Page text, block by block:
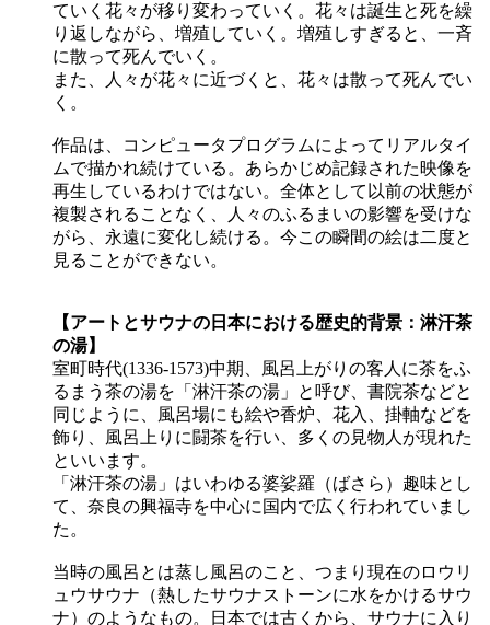
ていく花々が移り変わっていく。花々は誕生と死を繰
り返しながら、増殖していく。増殖しすぎると、一斉
に散って死んでいく。
また、人々が花々に近づくと、花々は散って死んでい
く。
作品は、コンピュータプログラムによってリアルタイ
ムで描かれ続けている。あらかじめ記録された映像を
再生しているわけではない。全体として以前の状態が
複製されることなく、人々のふるまいの影響を受けな
がら、永遠に変化し続ける。今この瞬間の絵は二度と
見ることができない。
【アートとサウナの日本における歴史的背景：淋汗茶
の湯】
室町時代(1336-1573)中期、風呂上がりの客人に茶をふ
るまう茶の湯を「淋汗茶の湯」と呼び、書院茶などと
同じように、風呂場にも絵や香炉、花入、掛軸などを
飾り、風呂上りに闘茶を行い、多くの見物人が現れた
といいます。
「淋汗茶の湯」はいわゆる婆娑羅（ばさら）趣味とし
て、奈良の興福寺を中心に国内で広く行われていまし
た。
当時の風呂とは蒸し風呂のこと、つまり現在のロウリ
ュウサウナ（熱したサウナストーンに水をかけるサウ
ナ）のようなもの。日本では古くから、サウナに入り